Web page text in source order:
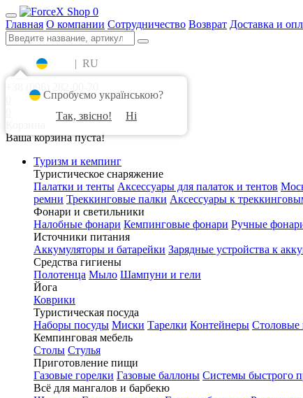
0
Главная О компании Сотрудничество Возврат Доставка и
| RU
+38 (096) 282-00-70
Ваша корзина пуста!
Туризм и кемпинг
Туристическое снаряжение
Палатки и тенты Аксессуары для палаток и тентов
ремни Треккинговые палки Аксессуары к
Фонари и светильники
Налобные фонари Кемпинговые фонари Ручные
Источники питания
Аккумуляторы и батарейки Зарядные устройства к
Средства гигиены
Полотенца Мыло Шампуни и гели
Йога
Коврики
Туристическая посуда
Наборы посуды Миски Тарелки Контейнеры Столовые
Кемпинговая мебель
Столы Стулья
Приготовление пищи
Газовые горелки Газовые баллоны Системы быстрого
Всё для мангалов и барбекю
Спробуємо українською?
Так, звісно!
Ні